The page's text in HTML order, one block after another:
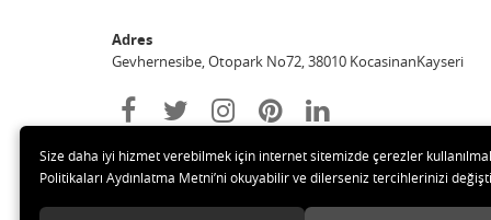
Adres
Gevhernesibe, Otopark No72, 38010 KocasinanKayseri
Size daha iyi hizmet verebilmek için internet sitemizde çerezler
Politikaları Aydınlatma Metni’ni okuyabilir ve dilerseniz tercihlerinizi